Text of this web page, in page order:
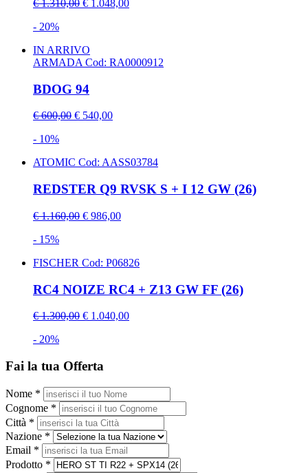
€ 1.310,00 € 1.048,00
- 20%
IN ARRIVO
ARMADA Cod: RA0000912
BDOG 94
€ 600,00 € 540,00
- 10%
ATOMIC Cod: AASS03784
REDSTER Q9 RVSK S + I 12 GW (26)
€ 1.160,00 € 986,00
- 15%
FISCHER Cod: P06826
RC4 NOIZE RC4 + Z13 GW FF (26)
€ 1.300,00 € 1.040,00
- 20%
Fai la tua Offerta
Nome *
Cognome *
Città *
Nazione *
Email *
Prodotto *